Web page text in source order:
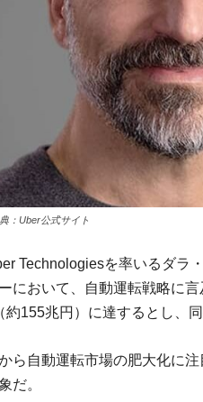
：Uber公式サイト
Technologiesを率いるダラ
において、自動運転戦略に言
155兆円）に達するとし、
ら自動運転市場の肥大化に
だ。